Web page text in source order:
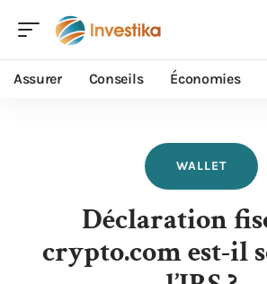
Assurer Conseils Économies
WALLET
Déclaration
crypto.com est-il